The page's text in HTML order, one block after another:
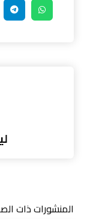
المنشورات ذات